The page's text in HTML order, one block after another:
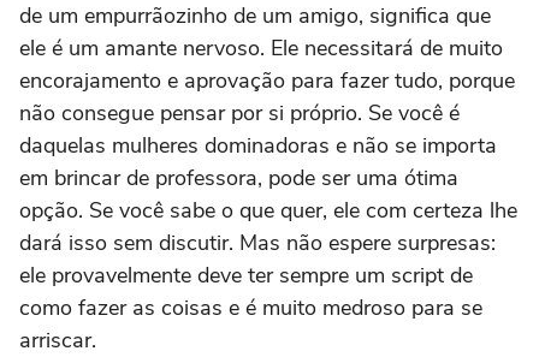
de um empurrãozinho de um amigo, significa que
ele é um amante nervoso. Ele necessitará de muito
encorajamento e aprovação para fazer tudo, porque
não consegue pensar por si próprio. Se você é
daquelas mulheres dominadoras e não se importa
em brincar de professora, pode ser uma ótima
opção. Se você sabe o que quer, ele com certeza lhe
dará isso sem discutir. Mas não espere surpresas:
ele provavelmente deve ter sempre um script de
como fazer as coisas e é muito medroso para se
arriscar.